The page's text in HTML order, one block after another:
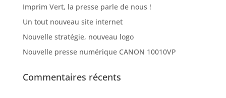
Imprim Vert, la presse parle de nous !
Un tout nouveau site internet
Nouvelle stratégie, nouveau logo
Nouvelle presse numérique CANON 10010VP
Commentaires récents